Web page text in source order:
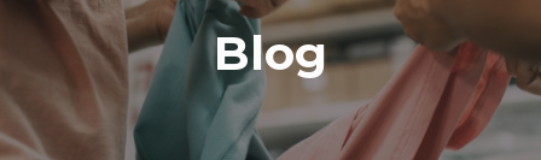
Blog